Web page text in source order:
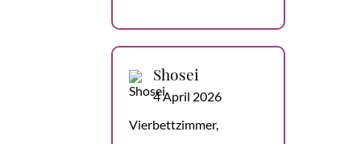
Shosei
4 April 2026
Vierbettzimmer,